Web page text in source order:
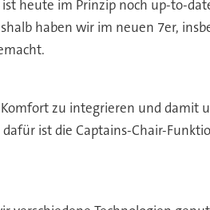
heute im Prinzip noch up-to-
haben wir im neuen 7er,
zu integrieren und damit
ist die Captains-Chair-